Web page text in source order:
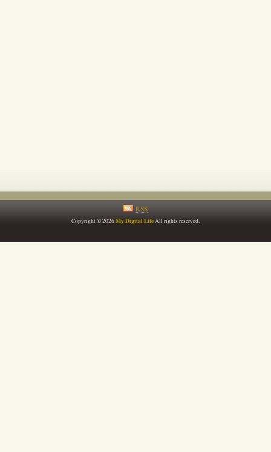
RSS
Copyright © 2026My Digital LifeAll rights reserved.